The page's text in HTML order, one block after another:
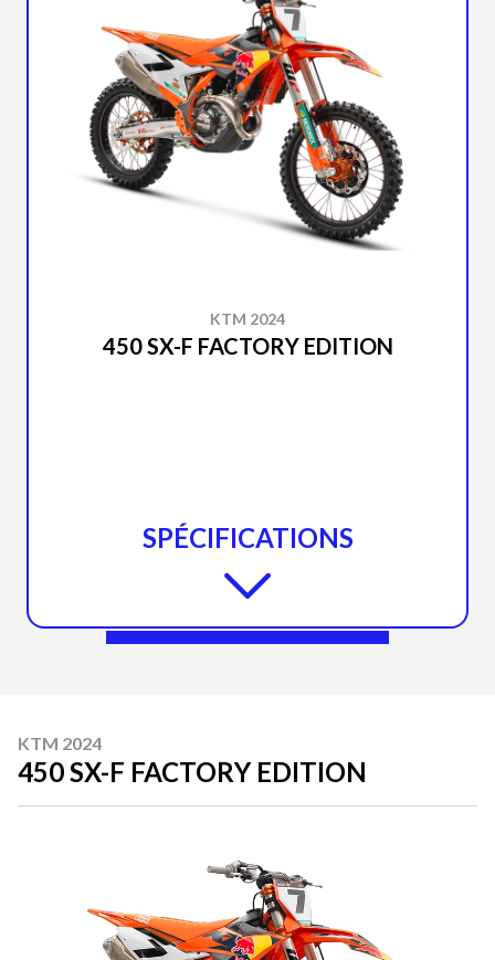
KTM 2024
450 SX-F FACTORY EDITION
SPÉCIFICATIONS
KTM 2024
450 SX-F FACTORY EDITION